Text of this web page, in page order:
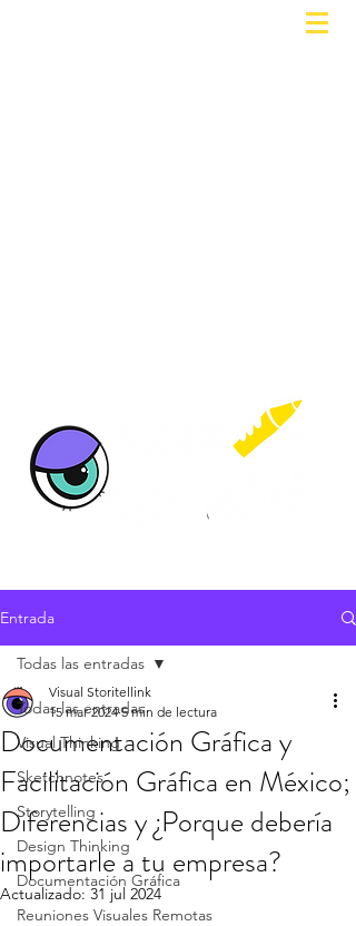
Entrada
Todas las entradas
Visual Thinking
Sketchnotes
Storytelling
Design Thinking
Documentación Gráfica
Reuniones Visuales Remotas
Todas las entradas
Documentación Gráfica y
Facilitación Gráfica en México;
Diferencias y ¿Porque debería
importarle a tu empresa?
Visual Storitellink
15 mar 2024 5 min de lectura
Actualizado: 31 jul 2024